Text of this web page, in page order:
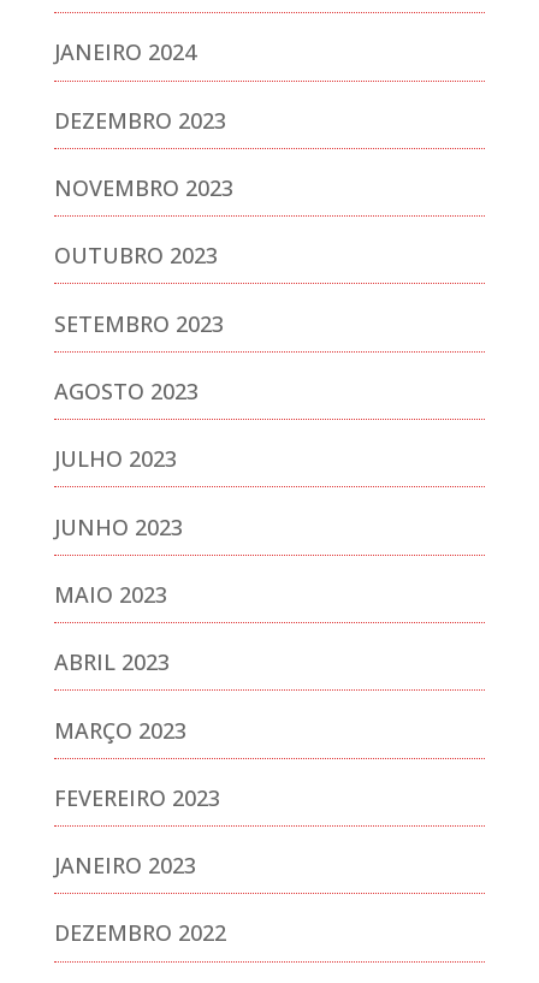
JANEIRO 2024
DEZEMBRO 2023
NOVEMBRO 2023
OUTUBRO 2023
SETEMBRO 2023
AGOSTO 2023
JULHO 2023
JUNHO 2023
MAIO 2023
ABRIL 2023
MARÇO 2023
FEVEREIRO 2023
JANEIRO 2023
DEZEMBRO 2022